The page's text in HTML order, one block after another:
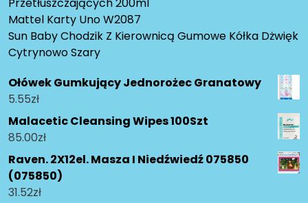
Przetłuszczających 200ml
Mattel Karty Uno W2087
Sun Baby Chodzik Z Kierownicą Gumowe Kółka Dżwięk
Cytrynowo Szary
Ołówek Gumkujący Jednorożec Granatowy
5.55zł
Malacetic Cleansing Wipes 100Szt
85.00zł
Raven. 2X12el. Masza I Niedźwiedź 075850
(075850)
31.52zł